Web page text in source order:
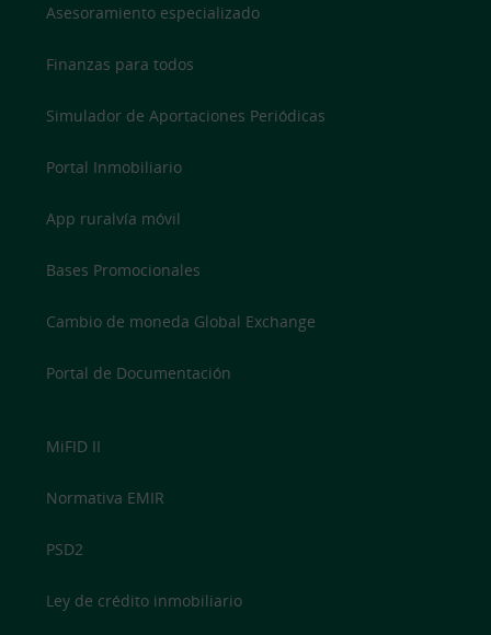
Asesoramiento especializado
Finanzas para todos
Simulador de Aportaciones Periódicas
Portal Inmobiliario
App ruralvía móvil
Bases Promocionales
Cambio de moneda Global Exchange
Portal de Documentación
MiFID II
Normativa EMIR
PSD2
Ley de crédito inmobiliario